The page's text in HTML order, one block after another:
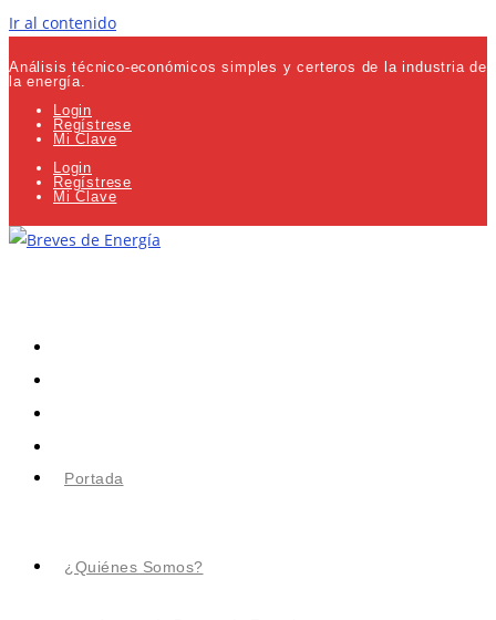
Ir al contenido
Análisis técnico-económicos simples y certeros de la industria de
la energía.
Login
Regístrese
Mi Clave
Login
Regístrese
Mi Clave
Portada
¿Quiénes Somos?